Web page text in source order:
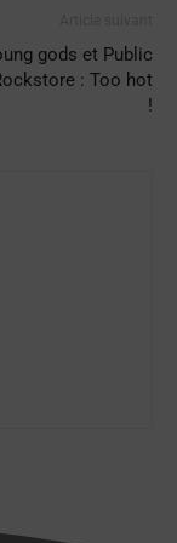
gods et Public
: Too hot
!